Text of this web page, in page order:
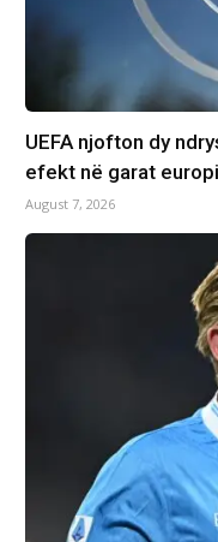
UEFA njofton dy
efekt në garat
August 7, 2026